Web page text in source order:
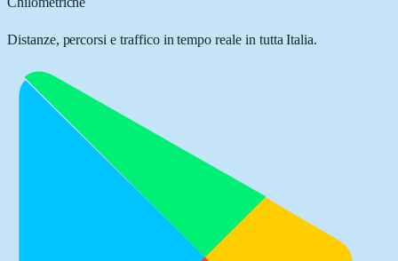
Distanze, percorsi e traffico in tempo reale in tutta Italia.